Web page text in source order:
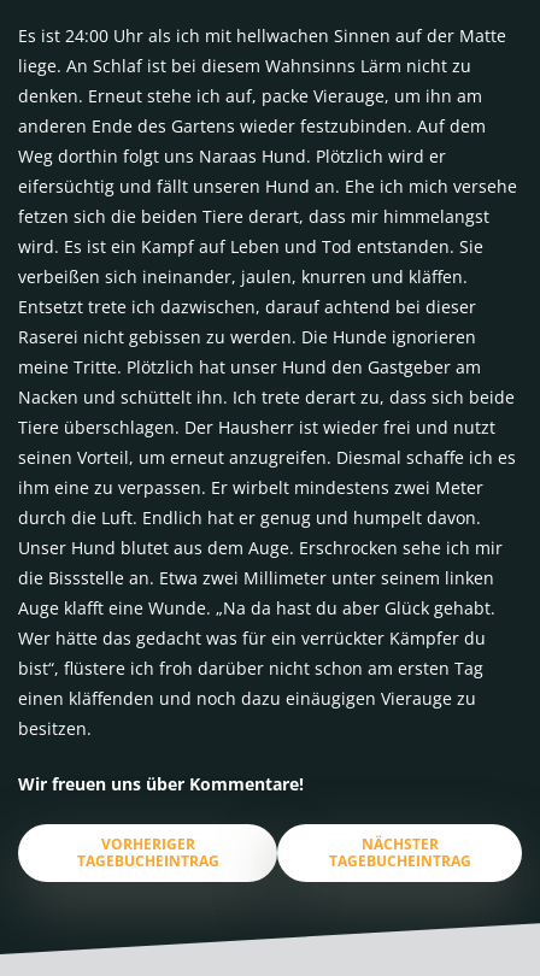
Es ist 24:00 Uhr als ich mit hellwachen Sinnen auf der Matte
liege. An Schlaf ist bei diesem Wahnsinns Lärm nicht zu
denken. Erneut stehe ich auf, packe Vierauge, um ihn am
anderen Ende des Gartens wieder festzubinden. Auf dem
Weg dorthin folgt uns Naraas Hund. Plötzlich wird er
eifersüchtig und fällt unseren Hund an. Ehe ich mich versehe
fetzen sich die beiden Tiere derart, dass mir himmelangst
wird. Es ist ein Kampf auf Leben und Tod entstanden. Sie
verbeißen sich ineinander, jaulen, knurren und kläffen.
Entsetzt trete ich dazwischen, darauf achtend bei dieser
Raserei nicht gebissen zu werden. Die Hunde ignorieren
meine Tritte. Plötzlich hat unser Hund den Gastgeber am
Nacken und schüttelt ihn. Ich trete derart zu, dass sich beide
Tiere überschlagen. Der Hausherr ist wieder frei und nutzt
seinen Vorteil, um erneut anzugreifen. Diesmal schaffe ich es
ihm eine zu verpassen. Er wirbelt mindestens zwei Meter
durch die Luft. Endlich hat er genug und humpelt davon.
Unser Hund blutet aus dem Auge. Erschrocken sehe ich mir
die Bissstelle an. Etwa zwei Millimeter unter seinem linken
Auge klafft eine Wunde. „Na da hast du aber Glück gehabt.
Wer hätte das gedacht was für ein verrückter Kämpfer du
bist“, flüstere ich froh darüber nicht schon am ersten Tag
einen kläffenden und noch dazu einäugigen Vierauge zu
besitzen.
Wir freuen uns über Kommentare!
VORHERIGER
TAGEBUCHEINTRAG
NÄCHSTER
TAGEBUCHEINTRAG